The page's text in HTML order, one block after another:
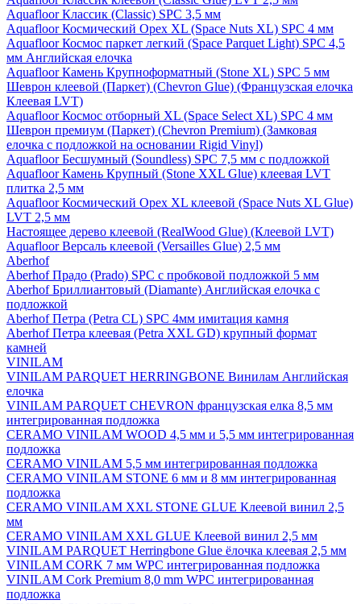
Aquafloor Классик (Classic) SPC 3,5 мм
Aquafloor Космический Орех XL (Space Nuts XL) SPC 4 мм
Aquafloor Космос паркет легкий (Space Parquet Light) SPC 4,5
мм Английская елочка
Aquafloor Камень Крупноформатный (Stone XL) SPC 5 мм
Шеврон клеевой (Паркет) (Chevron Glue) (Французская елочка
Клеевая LVT)
Aquafloor Космос отборный XL (Space Select XL) SPC 4 мм
Шеврон премиум (Паркет) (Chevron Premium) (Замковая
елочка с подложкой на основании Rigid Vinyl)
Aquafloor Бесшумный (Soundless) SPC 7,5 мм с подложкой
Aquafloor Камень Крупный (Stone XXL Glue) клеевая LVT
плитка 2,5 мм
Aquafloor Космический Орех XL клеевой (Space Nuts XL Glue)
LVT 2,5 мм
Настоящее дерево клеевой (RealWood Glue) (Клеевой LVT)
Aquafloor Версаль клеевой (Versailles Glue) 2,5 мм
Aberhof
Aberhof Прадо (Prado) SPC с пробковой подложкой 5 мм
Aberhof Бриллиантовый (Diamante) Английская елочка с
подложкой
Aberhof Петра (Petra CL) SPC 4мм имитация камня
Aberhof Петра клеевая (Petra XXL GD) крупный формат
камней
VINILAM
VINILAM PARQUET HERRINGBONE Винилам Английская
елочка
VINILAM PARQUET CHEVRON французская елка 8,5 мм
интегрированная подложка
CERAMO VINILAM WOOD 4,5 мм и 5,5 мм интегрированная
подложка
CERAMO VINILAM 5,5 мм интегрированная подложка
CERAMO VINILAM STONE 6 мм и 8 мм интегрированная
подложка
CERAMO VINILAM XXL STONE GLUE Клеевой винил 2,5
мм
CERAMO VINILAM XXL GLUE Клеевой винил 2,5 мм
VINILAM PARQUET Herringbone Glue ёлочка клеевая 2,5 мм
VINILAM CORK 7 мм WPC интегрированная подложка
VINILAM Cork Premium 8,0 mm WPC интегрированная
подложка